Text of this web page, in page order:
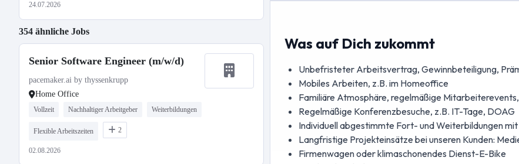
24.07.2026
354 ähnliche Jobs
Senior Software Engineer (m/w/d)
pacemaker.ai by thyssenkrupp
Home Office
Vollzeit Nachhaltiger Arbeitgeber Weiterbildungen
Flexible Arbeitszeiten 2
02.08.2026